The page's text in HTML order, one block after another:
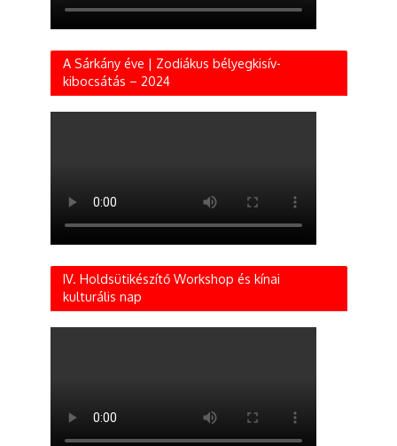
A Sárkány éve | Zodiákus bélyegkisív-
kibocsátás – 2024
IV. Holdsütikészítő Workshop és kínai
kulturális nap